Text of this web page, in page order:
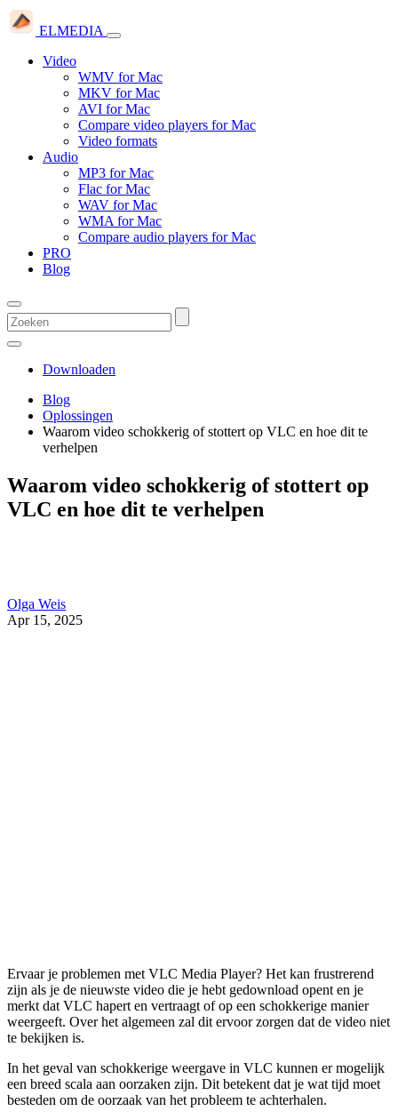
ELMEDIA
Video
WMV for Mac
MKV for Mac
AVI for Mac
Compare video players for Mac
Video formats
Audio
MP3 for Mac
Flac for Mac
WAV for Mac
WMA for Mac
Compare audio players for Mac
PRO
Blog
Downloaden
Blog
Oplossingen
Waarom video schokkerig of stottert op VLC en hoe dit te
verhelpen
Waarom video schokkerig of stottert op
VLC en hoe dit te verhelpen
Olga Weis
Apr 15, 2025
Ervaar je problemen met VLC Media Player? Het kan frustrerend
zijn als je de nieuwste video die je hebt gedownload opent en je
merkt dat VLC hapert en vertraagt of op een schokkerige manier
weergeeft. Over het algemeen zal dit ervoor zorgen dat de video niet
te bekijken is.
In het geval van schokkerige weergave in VLC kunnen er mogelijk
een breed scala aan oorzaken zijn. Dit betekent dat je wat tijd moet
besteden om de oorzaak van het probleem te achterhalen.